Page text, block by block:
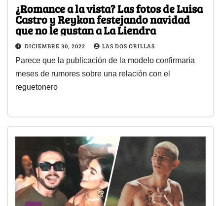
¿Romance a la vista? Las fotos de Luisa
Castro y Reykon festejando navidad
que no le gustan a La Liendra
DICIEMBRE 30, 2022 LAS DOS ORILLAS
Parece que la publicación de la modelo confirmaría
meses de rumores sobre una relación con el
reguetonero